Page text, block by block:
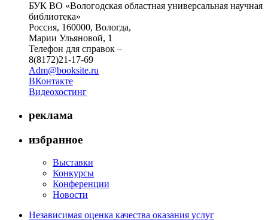
БУК ВО «Вологодская областная универсальная научная
библиотека»
Россия, 160000, Вологда,
Марии Ульяновой, 1
Телефон для справок –
8(8172)21-17-69
Adm@booksite.ru
ВКонтакте
Видеохостинг
реклама
избранное
Выставки
Конкурсы
Конференции
Новости
Независимая оценка качества оказания услуг